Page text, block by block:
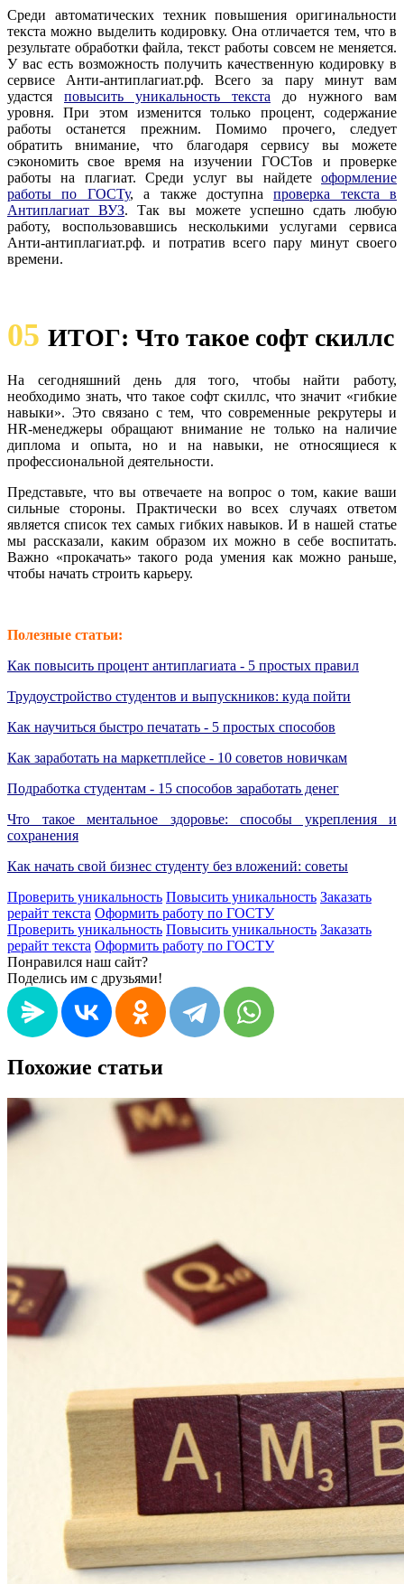
Среди автоматических техник повышения оригинальности
текста можно выделить кодировку. Она отличается тем, что в
результате обработки файла, текст работы совсем не меняется.
У вас есть возможность получить качественную кодировку в
сервисе Анти-антиплагиат.рф. Всего за пару минут вам
удастся повысить уникальность текста до нужного вам
уровня. При этом изменится только процент, содержание
работы останется прежним. Помимо прочего, следует
обратить внимание, что благодаря сервису вы можете
сэкономить свое время на изучении ГОСТов и проверке
работы на плагиат. Среди услуг вы найдете оформление
работы по ГОСТу, а также доступнапроверка текста в
Антиплагиат ВУЗ. Так вы можете успешно сдать любую
работу, воспользовавшись несколькими услугами сервиса
Анти-антиплагиат.рф. и потратив всего пару минут своего
времени.
05 ИТОГ: Что такое софт скиллс
На сегодняшний день для того, чтобы найти работу,
необходимо знать, что такое софт скиллс, что значит «гибкие
навыки». Это связано с тем, что современные рекрутеры и
HR-менеджеры обращают внимание не только на наличие
диплома и опыта, но и на навыки, не относящиеся к
профессиональной деятельности.
Представьте, что вы отвечаете на вопрос о том, какие ваши
сильные стороны. Практически во всех случаях ответом
является список тех самых гибких навыков. И в нашей статье
мы рассказали, каким образом их можно в себе воспитать.
Важно «прокачать» такого рода умения как можно раньше,
чтобы начать строить карьеру.
Полезные статьи:
Как повысить процент антиплагиата - 5 простых правил
Трудоустройство студентов и выпускников: куда пойти
Как научиться быстро печатать - 5 простых способов
Как заработать на маркетплейсе - 10 советов новичкам
Подработка студентам - 15 способов заработать денег
Что такое ментальное здоровье: способы укрепления и
сохранения
Как начать свой бизнес студенту без вложений: советы
Проверить уникальность Повысить уникальность Заказать
рерайт текста Оформить работу по ГОСТУ
Проверить уникальность Повысить уникальность Заказать
рерайт текста Оформить работу по ГОСТУ
Понравился наш сайт?
Поделись им с друзьями!
Похожие статьи